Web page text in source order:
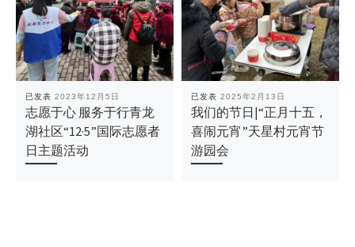
已发表 2023年12月5日
志愿于心 服务于行青龙
湖社区“12·5”国际志愿者
日主题活动
已发表 2025年2月13日
我们的节日|“正月十五，
喜闹元宵”天星村元宵节
游园会